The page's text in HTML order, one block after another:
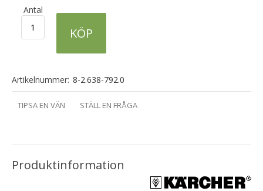
Antal
KÖP
Artikelnummer: 8-2.638-792.0
TIPSA EN VÄN STÄLL EN FRÅGA
Produktinformation